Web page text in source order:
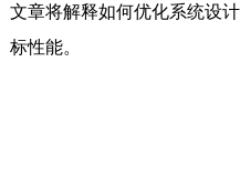
文章将解释如何优化系统设
标性能。